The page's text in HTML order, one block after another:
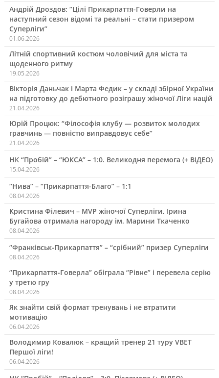
Андрій Дроздов: “Цілі Прикарпаття-Говерли на
наступний сезон відомі та реальні – стати призером
Суперліги”
01.06.2026
Літній спортивний костюм чоловічий для міста та
щоденного ритму
19.05.2026
Вікторія Даньчак і Марта Федик – у складі збірної України
на підготовку до дебютного розіграшу жіночої Ліги націй
21.04.2026
Юрій Процюк: “Філософія клубу — розвиток молодих
гравчинь — повністю виправдовує себе”
21.04.2026
НК “Пробій” – “ЮКСА” – 1:0. Великодня перемога (+ ВІДЕО)
15.04.2026
“Нива” – “Прикарпаття-Благо” – 1:1
08.04.2026
Кристина Філевич – MVP жіночої Суперліги, Ірина
Бугайова отримала нагороду ім. Марини Ткаченко
08.04.2026
“Франківськ-Прикарпаття” – “срібний” призер Суперліги
08.04.2026
“Прикарпаття-Говерла” обіграла “Рівне” і перевела серію
у третю гру
08.04.2026
Як знайти свій формат тренувань і не втратити
мотивацію
06.04.2026
Володимир Ковалюк – кращий тренер 21 туру VBET
Першої ліги!
06.04.2026